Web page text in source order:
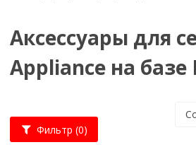
Аксессуары для
Appliance на
Фильтр (0)